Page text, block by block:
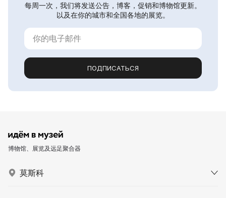
每周一次，我们将发送公告，博客，促销和博物馆更新。
以及在你的城市和全国各地的展览。
ПОДПИСАТЬСЯ
博物馆、展览及远足聚合器
莫斯科